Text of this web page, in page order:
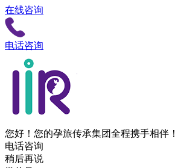
在线咨询
电话咨询
您好！您的孕旅传承集团全程携手相伴！
电话咨询
稍后再说